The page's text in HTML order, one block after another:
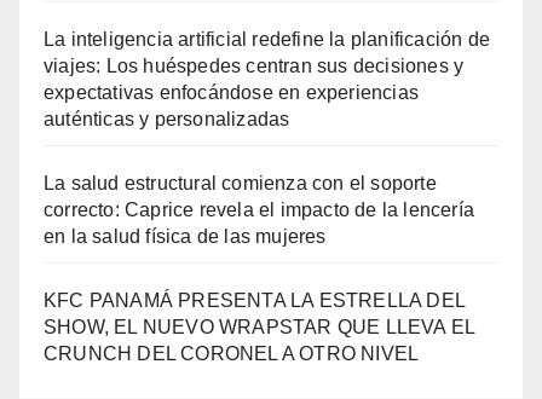
La inteligencia artificial redefine la planificación de
viajes: Los huéspedes centran sus decisiones y
expectativas enfocándose en experiencias
auténticas y personalizadas
La salud estructural comienza con el soporte
correcto: Caprice revela el impacto de la lencería
en la salud física de las mujeres
KFC PANAMÁ PRESENTA LA ESTRELLA DEL
SHOW, EL NUEVO WRAPSTAR QUE LLEVA EL
CRUNCH DEL CORONEL A OTRO NIVEL